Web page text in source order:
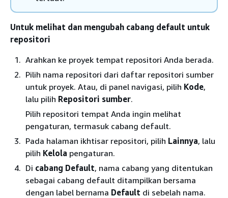
Untuk melihat dan mengubah cabang default untuk
repositori
Arahkan ke proyek tempat repositori Anda berada.
Pilih nama repositori dari daftar repositori sumber
untuk proyek. Atau, di panel navigasi, pilih Kode,
lalu pilih Repositori sumber.
Pilih repositori tempat Anda ingin melihat
pengaturan, termasuk cabang default.
Pada halaman ikhtisar repositori, pilih Lainnya, lalu
pilih Kelola pengaturan.
Di cabang Default, nama cabang yang ditentukan
sebagai cabang default ditampilkan bersama
dengan label bernama Default di sebelah nama.